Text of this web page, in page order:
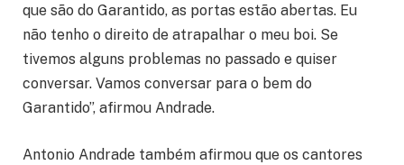
que são do Garantido, as portas estão abertas. Eu
não tenho o direito de atrapalhar o meu boi. Se
tivemos alguns problemas no passado e quiser
conversar. Vamos conversar para o bem do
Garantido”, afirmou Andrade.
Antonio Andrade também afirmou que os cantores